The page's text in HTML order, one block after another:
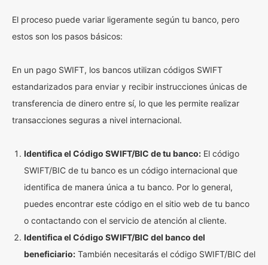
El proceso puede variar ligeramente según tu banco, pero
estos son los pasos básicos:
En un pago SWIFT, los bancos utilizan códigos SWIFT
estandarizados para enviar y recibir instrucciones únicas de
transferencia de dinero entre sí, lo que les permite realizar
transacciones seguras a nivel internacional.
Identifica el Código SWIFT/BIC de tu banco: El código
SWIFT/BIC de tu banco es un código internacional que
identifica de manera única a tu banco. Por lo general,
puedes encontrar este código en el sitio web de tu banco
o contactando con el servicio de atención al cliente.
Identifica el Código SWIFT/BIC del banco del
beneficiario: También necesitarás el código SWIFT/BIC del